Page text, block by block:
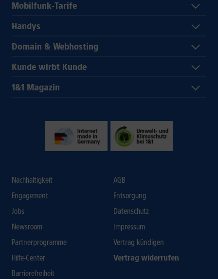
Mobilfunk-Tarife
Handys
Domain & Webhosting
Kunde wirbt Kunde
1&1 Magazin
Nachhaltigkeit
Engagement
Jobs
Newsroom
Partnerprogramme
Hilfe-Center
Barrierefreiheit
AGB
Entsorgung
Datenschutz
Impressum
Vertrag kündigen
Vertrag widerrufen